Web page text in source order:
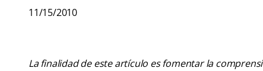
11/15/2010
La finalidad de este artículo es fomentar la